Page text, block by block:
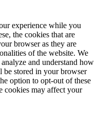
experience while you
the cookies that are
browser as they are
of the website. We
and understand how
be stored in your browser
option to opt-out of these
cookies may affect your